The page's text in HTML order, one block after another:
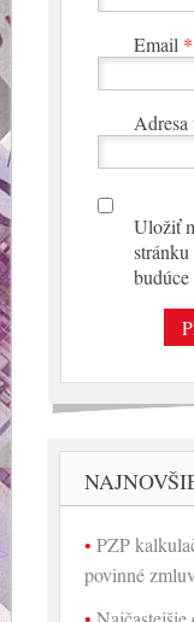
Email *
Adresa
Uložiť
budúce
PZP
povinné